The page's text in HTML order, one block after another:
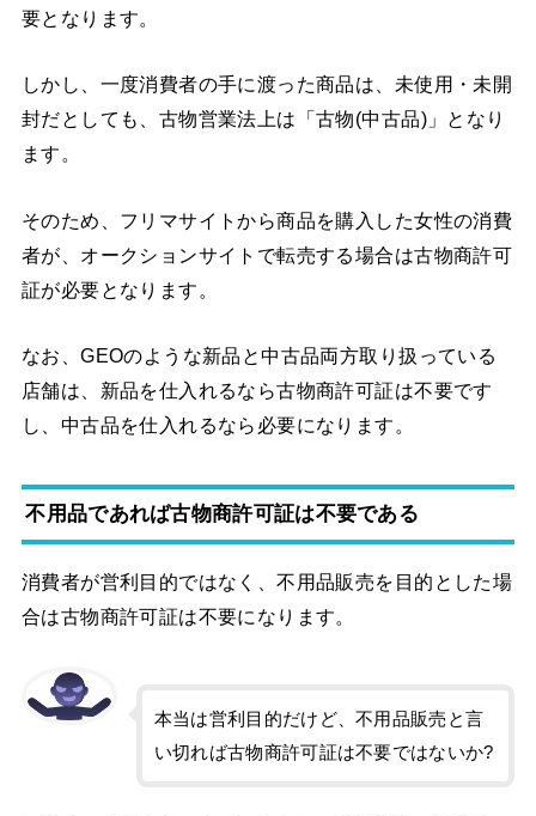
要となります。
しかし、一度消費者の手に渡った商品は、未使用・未開
封だとしても、古物営業法上は「古物(中古品)」となり
ます。
そのため、フリマサイトから商品を購入した女性の消費
者が、オークションサイトで転売する場合は古物商許可
証が必要となります。
なお、GEOのような新品と中古品両方取り扱っている
店舗は、新品を仕入れるなら古物商許可証は不要です
し、中古品を仕入れるなら必要になります。
不用品であれば古物商許可証は不要である
消費者が営利目的ではなく、不用品販売を目的とした場
合は古物商許可証は不要になります。
本当は営利目的だけど、不用品販売と言
い切れば古物商許可証は不要ではないか?